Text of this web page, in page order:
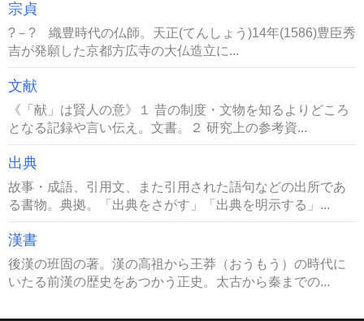
宗貞
?－? 織豊時代の仏師。天正(てんしょう)14年(1586)豊臣秀
吉が発願した京都方広寺の大仏造立に...
文献
《「献」は賢人の意》１ 昔の制度・文物を知るよりどころ
となる記録や言い伝え。文書。２ 研究上の参考資...
出典
故事・成語、引用文、また引用された語句などの出所であ
る書物。典拠。「出典をさがす」「出典を明示する」...
漢書
後漢の班固の著。漢の高祖から王莽（おうもう）の時代に
いたる前漢の歴史をあつかう正史。太古から秦までの...